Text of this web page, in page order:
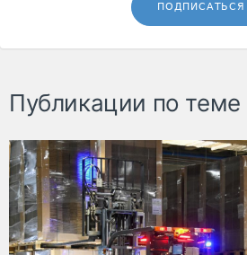
ПОДПИСАТЬСЯ
Публикации по теме